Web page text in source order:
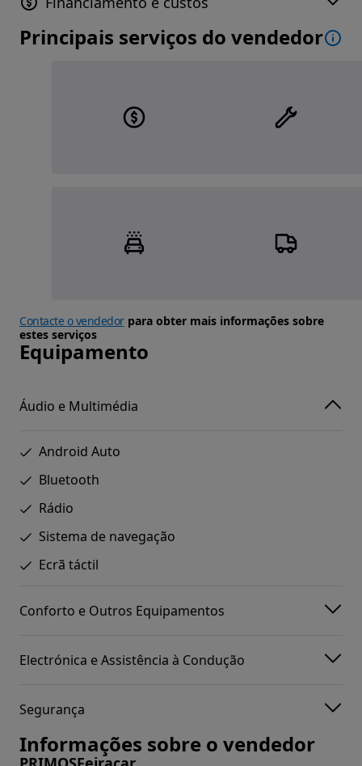
Principais serviços do vendedor
Contacte o vendedorpara obter mais informações sobre
estes serviços
Equipamento
Áudio e Multimédia
Android Auto
Bluetooth
Rádio
Sistema de navegação
Ecrã táctil
Conforto e Outros Equipamentos
Electrónica e Assistência à Condução
Segurança
Informações sobre o vendedor